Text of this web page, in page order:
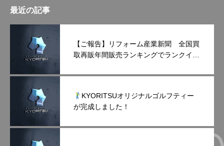
最近の記事
【ご報告】リフォーム産業新聞 全国買
取再販年間販売ランキングでランクイン
KYORITSUオリジナルゴルフティー
が完成しました！